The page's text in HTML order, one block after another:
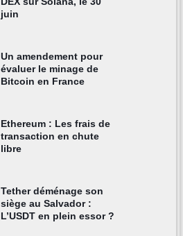
juin
Un amendement pour
évaluer le minage de
Bitcoin en France
Ethereum : Les frais de
transaction en chute
libre
Tether déménage son
siège au Salvador :
L’USDT en plein essor ?